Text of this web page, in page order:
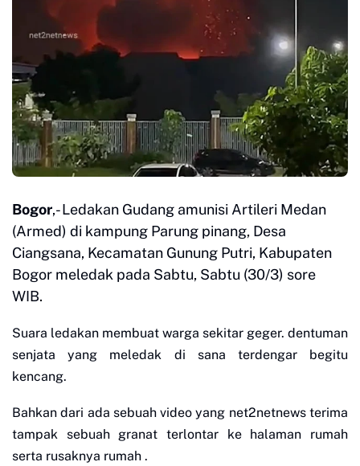
Bogor,- Ledakan Gudang amunisi Artileri Medan
(Armed) di kampung Parung pinang, Desa
Ciangsana, Kecamatan Gunung Putri, Kabupaten
Bogor meledak pada Sabtu, Sabtu (30/3) sore
WIB.
Suara ledakan membuat warga sekitar geger. dentuman
senjata yang meledak di sana terdengar begitu
kencang.
Bahkan dari ada sebuah video yang net2netnews terima
tampak sebuah granat terlontar ke halaman rumah
serta rusaknya rumah .